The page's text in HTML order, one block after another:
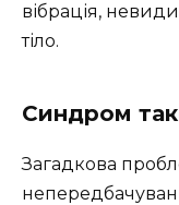
вібрація,
тіло.
Синдром
Загадкова